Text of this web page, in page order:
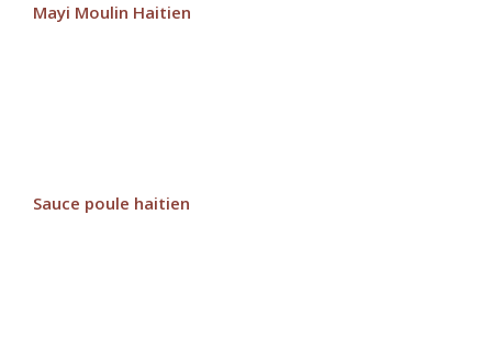
Mayi Moulin Haitien
Sauce poule haitien